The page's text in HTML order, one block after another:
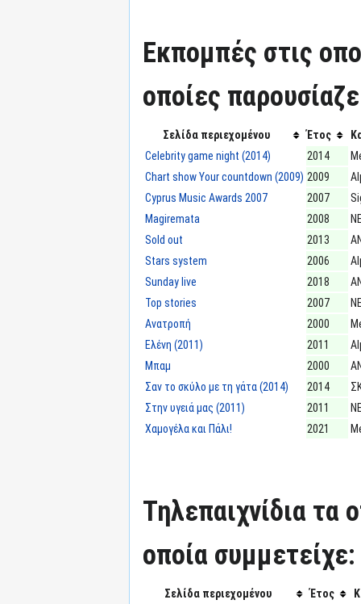
Εκπομπές στις
οποίες
Σελίδα περιεχομένου Έτος
Celebrity game night (2014)
2014
Chart show Your countdown (2009) 2009
Cyprus Music Awards 2007
2007
Magiremata
2008
Sold out
2013
Stars system
2006
Sunday live
2018
Top stories
2007
Ανατροπή
2000
Ελένη (2011)
2011
Μπαμ
2000
Σαν το σκύλο με τη γάτα (2014)
2014
Στην υγειά μας (2011)
2011
Χαμογέλα και Πάλι!
2021
Τηλεπαιχνίδια τα
οποία συμμετείχε:
Σελίδα περιεχομένου Έτος